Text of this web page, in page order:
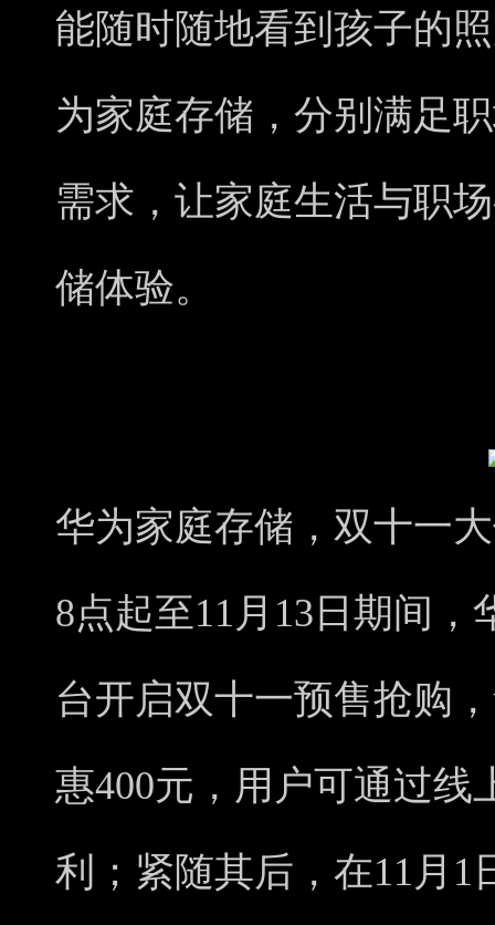
能随时随地看到孩子的
为家庭存储，分别满足
需求，让家庭生活与职
储体验。
华为家庭存储，双十一
8点起至11月13日期间
台开启双十一预售抢购
惠400元，用户可通过线
利；紧随其后，在11月